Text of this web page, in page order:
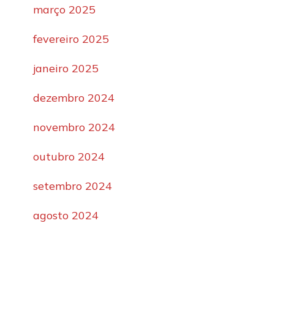
março 2025
fevereiro 2025
janeiro 2025
dezembro 2024
novembro 2024
outubro 2024
setembro 2024
agosto 2024